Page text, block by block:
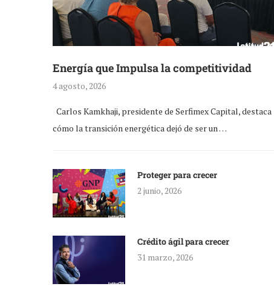
Energía que Impulsa la competitividad
4 agosto, 2026
Carlos Kamkhaji, presidente de Serfimex Capital, destaca
cómo la transición energética dejó de ser un …
Proteger para crecer
2 junio, 2026
Crédito ágil para crecer
31 marzo, 2026